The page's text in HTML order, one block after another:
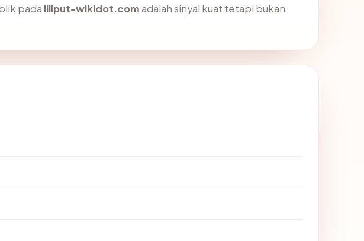
pada liliput-wikidot.comadalah sinyal kuat tetapi bukan